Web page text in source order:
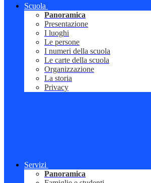
Scuola
Panoramica
Presentazione
I luoghi
Le persone
I numeri della scuola
Le carte della scuola
Organizzazione
La storia
Privacy
Servizi
Panoramica